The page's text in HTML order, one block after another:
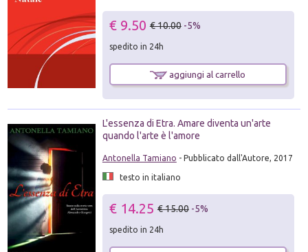
€ 9.50 € 10.00 -5%
spedito in 24h
aggiungi al carrello
L'essenza di Etra. Amare diventa un'arte
quando l'arte è l'amore
Antonella Tamiano - Pubblicato dall'Autore, 2017
testo in italiano
€ 14.25 € 15.00 -5%
spedito in 24h